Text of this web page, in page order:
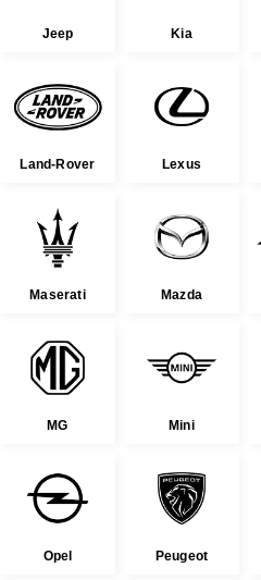
Jeep Kia
Land-Rover Lexus
Maserati Mazda
MG Mini
Opel Peugeot